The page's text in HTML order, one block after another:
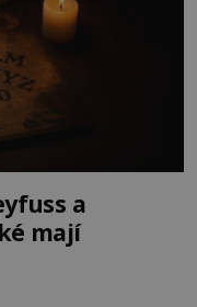
a
mají